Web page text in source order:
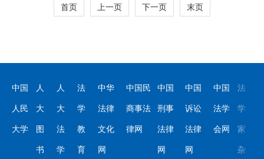
首页 上一页 下一页 末页
中国
人民
大学
人
大
图
书
人
大
法
学
法
学
教
育
中华
法律
文化
网
中国民
商事法
律网
中国
刑事
法律
网
中国
诉讼
法律
网
中国
法学
会网
法
学
家
杂